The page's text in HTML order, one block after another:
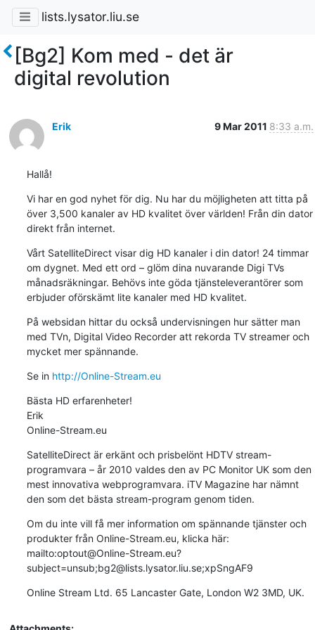
lists.lysator.liu.se
[Bg2] Kom med - det är
digital revolution
Erik 9 Mar 2011 8:33 a.m.
Hallå!
Vi har en god nyhet för dig. Nu har du möjligheten att titta på
över 3,500 kanaler av HD kvalitet över världen! Från din dator
direkt från internet.
Vårt SatelliteDirect visar dig HD kanaler i din dator! 24 timmar
om dygnet. Med ett ord – glöm dina nuvarande Digi TVs
månadsräkningar. Behövs inte göda tjänsteleverantörer som
erbjuder oförskämt lite kanaler med HD kvalitet.
På websidan hittar du också undervisningen hur sätter man
med TVn, Digital Video Recorder att rekorda TV streamer och
mycket mer spännande.
Se in http://Online-Stream.eu
Bästa HD erfarenheter!
Erik
Online-Stream.eu
SatelliteDirect är erkänt och prisbelönt HDTV stream-
programvara – år 2010 valdes den av PC Monitor UK som den
mest innovativa webprogramvara. iTV Magazine har nämnt
den som det bästa stream-program genom tiden.
Om du inte vill få mer information om spännande tjänster och
produkter från Online-Stream.eu, klicka här:
mailto:optout@Online-Stream.eu?
subject=unsub;bg2@lists.lysator.liu.se;xpSngAF9
Online Stream Ltd. 65 Lancaster Gate, London W2 3MD, UK.